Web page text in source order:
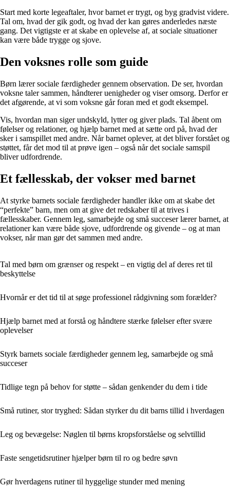
Start med korte legeaftaler, hvor barnet er trygt, og byg gradvist videre.
Tal om, hvad der gik godt, og hvad der kan gøres anderledes næste
gang. Det vigtigste er at skabe en oplevelse af, at sociale situationer
kan være både trygge og sjove.
Den voksnes rolle som guide
Børn lærer sociale færdigheder gennem observation. De ser, hvordan
voksne taler sammen, håndterer uenigheder og viser omsorg. Derfor er
det afgørende, at vi som voksne går foran med et godt eksempel.
Vis, hvordan man siger undskyld, lytter og giver plads. Tal åbent om
følelser og relationer, og hjælp barnet med at sætte ord på, hvad der
sker i samspillet med andre. Når barnet oplever, at det bliver forstået og
støttet, får det mod til at prøve igen – også når det sociale samspil
bliver udfordrende.
Et fællesskab, der vokser med barnet
At styrke barnets sociale færdigheder handler ikke om at skabe det
“perfekte” barn, men om at give det redskaber til at trives i
fællesskaber. Gennem leg, samarbejde og små succeser lærer barnet, at
relationer kan være både sjove, udfordrende og givende – og at man
vokser, når man gør det sammen med andre.
Tal med børn om grænser og respekt – en vigtig del af deres ret til
beskyttelse
Hvornår er det tid til at søge professionel rådgivning som forælder?
Hjælp barnet med at forstå og håndtere stærke følelser efter svære
oplevelser
Styrk barnets sociale færdigheder gennem leg, samarbejde og små
succeser
Tidlige tegn på behov for støtte – sådan genkender du dem i tide
Små rutiner, stor tryghed: Sådan styrker du dit barns tillid i hverdagen
Leg og bevægelse: Nøglen til børns kropsforståelse og selvtillid
Faste sengetidsrutiner hjælper børn til ro og bedre søvn
Gør hverdagens rutiner til hyggelige stunder med mening